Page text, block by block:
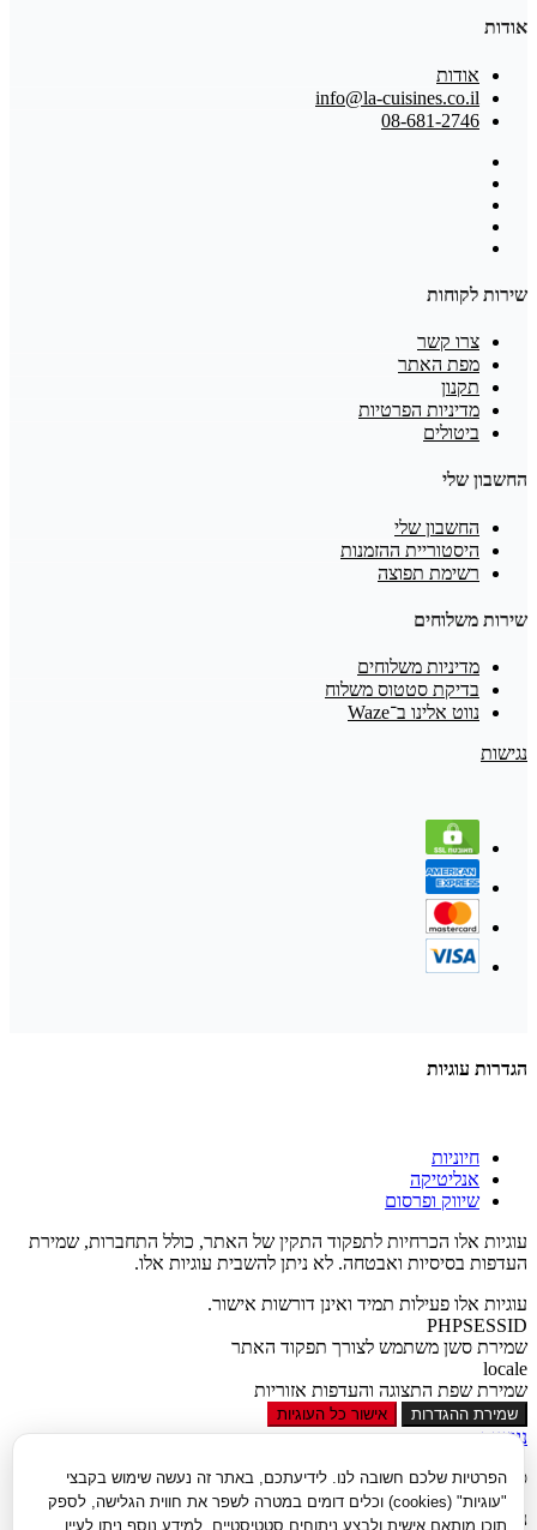
אודות
אודות
info@la-cuisines.co.il
08-681-2746
שירות לקוחות
צרו קשר
מפת האתר
תקנון
מדיניות הפרטיות
ביטולים
החשבון שלי
החשבון שלי
היסטוריית ההזמנות
רשימת תפוצה
שירות משלוחים
מדיניות משלוחים
בדיקת סטטוס משלוח
נווט אלינו ב־Waze
נגישות
הפרטיות שלכם חשובה לנו. לידיעתכם, באתר זה נעשה שימוש בקבצי
"עוגיות" (cookies) וכלים דומים במטרה לשפר את חווית הגלישה, לספק
תוכן מותאם אישית ולבצע ניתוחים סטטיסטיים. למידע נוסף ניתן לעיין
הגדרות עוגיות
חיוניות
אנליטיקה
שיווק ופרסום
עוגיות אלו הכרחיות לתפקוד התקין של האתר, כולל התחברות, שמירת
העדפות בסיסיות ואבטחה. לא ניתן להשבית עוגיות אלו.
עוגיות אלו פעילות תמיד ואינן דורשות אישור.
PHPSESSID
שמירת סשן משתמש לצורך תפקוד האתר
locale
שמירת שפת התצוגה והעדפות אזוריות
שמירת ההגדרות אישור כל העוגיות
נגישות
סגור
נגישות